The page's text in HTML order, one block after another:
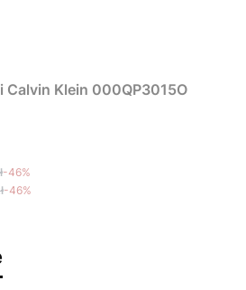
Klein 000QP3015O
-46%
-46%